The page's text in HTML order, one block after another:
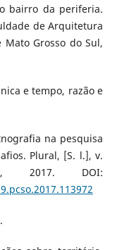
bairro da periferia.
de Arquitetura
Grosso do Sul,
e tempo, razão e
na pesquisa
Plural, [S. l.], v.
DOI: